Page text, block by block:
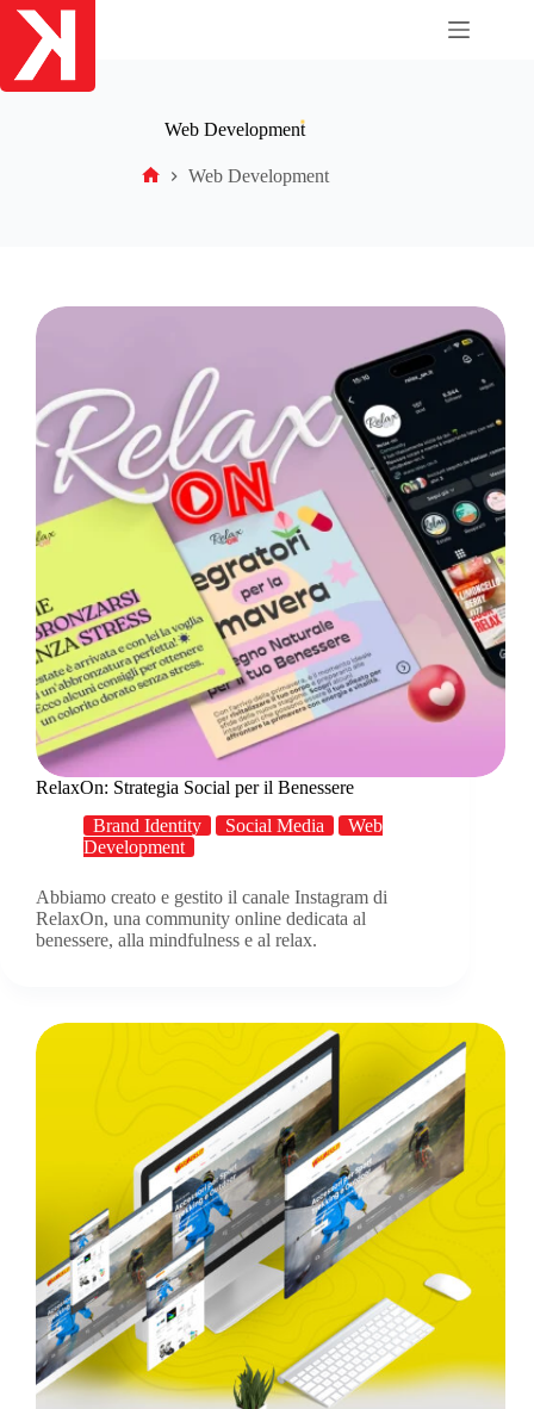
Salta
contenuto
Web Development
Web Development
RelaxOn: Strategia Social per il Benessere
Brand Identity
Social Media
Web
Development
Abbiamo creato e gestito il canale Instagram di
RelaxOn, una community online dedicata al
benessere, alla mindfulness e al relax.